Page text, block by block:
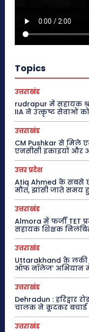
Topics
उत्तराखंड
rudrapur में सहायक
IIA ने उत्कृष्ट सेवाओं को
उत्तराखंड
CM Pushkar से मिले
एनसीसी इकाइयों और
उत्तर प्रदेश
Atiq Ahmed के सबसे
मौत, झांसी जाते समय
उत्तराखंड
Almora में फर्जी TET
सहायक शिक्षक
उत्तराखंड
Uttarakhand के लकी
ऑफ नॉलेज’ अभियान में
उत्तराखंड
Dehradun : हरिद्वार
चालक ने कूदकर बचाई
उत्तराखंड